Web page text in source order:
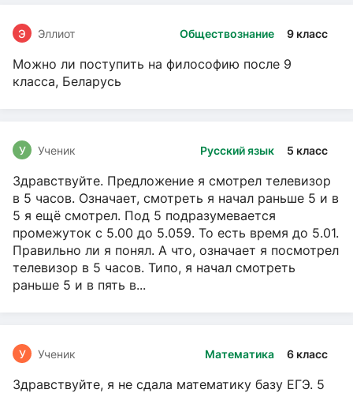
Обществознание 9 класс
Э Эллиот
Можно ли поступить на философию после 9
класса, Беларусь
Русский язык 5 класс
У Ученик
Здравствуйте. Предложение я смотрел телевизор
в 5 часов. Означает, смотреть я начал раньше 5 и в
5 я ещё смотрел. Под 5 подразумевается
промежуток с 5.00 до 5.059. То есть время до 5.01.
Правильно ли я понял. А что, означает я посмотрел
телевизор в 5 часов. Типо, я начал смотреть
раньше 5 и в пять в...
Математика 6 класс
У Ученик
Здравствуйте, я не сдала математику базу ЕГЭ. 5